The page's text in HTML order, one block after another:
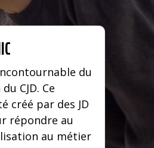
du
CJD. Ce
créé par des JD
répondre au
au métier